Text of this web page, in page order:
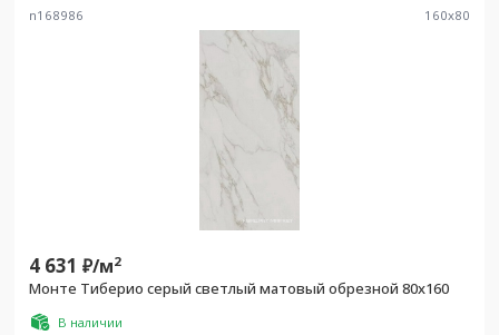
n168986 160x80
4 631 ₽/м2
Монте Тиберио серый светлый матовый обрезной 80x160
В наличии